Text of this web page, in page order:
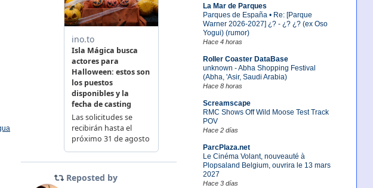
La Mar de Parques
Parques de España • Re: [Parque
Warner 2026-2027] ¿? - ¿? ¿? (ex Oso
Yogui) (rumor)
Hace 4 horas
Roller Coaster DataBase
unknown - Abha Shopping Festival
(Abha, 'Asir, Saudi Arabia)
Hace 8 horas
Screamscape
RMC Shows Off Wild Moose Test Track
POV
Hace 2 días
ParcPlaza.net
Le Cinéma Volant, nouveauté à
Plopsaland Belgium, ouvrira le 13 mars
2027
Hace 3 días